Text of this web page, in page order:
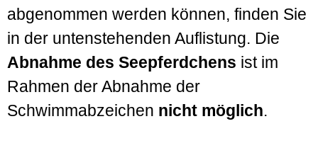
abgenommen werden können, finden Sie
in der untenstehenden Auflistung. Die
Abnahme des Seepferdchens ist im
Rahmen der Abnahme der
Schwimmabzeichen nicht möglich.